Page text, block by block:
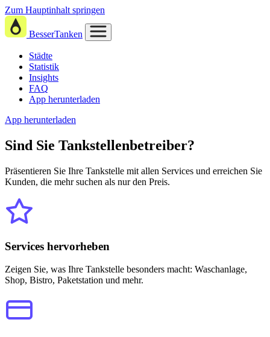
Zum Hauptinhalt springen
BesserTanken
Städte
Statistik
Insights
FAQ
App herunterladen
App herunterladen
Sind Sie Tankstellenbetreiber?
Präsentieren Sie Ihre Tankstelle mit allen Services und erreichen Sie
Kunden, die mehr suchen als nur den Preis.
Services hervorheben
Zeigen Sie, was Ihre Tankstelle besonders macht: Waschanlage,
Shop, Bistro, Paketstation und mehr.